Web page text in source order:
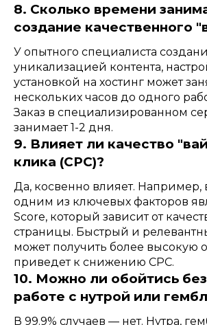
8. Сколько времени
создание качественного
У опытного специалиста
уникализацией контента,
установкой на хостинг может
нескольких часов до одного
Заказ в специализированном
занимает 1-2 дня.
9. Влияет ли качество
клика (CPC)?
Да, косвенно влияет. Например,
одним из ключевых факторов
Score, который зависит от
страницы. Быстрый и
может получить более высокую
приведет к снижению CPC.
10. Можно ли обойтись
работе с нутрой или
В 99.9% случаев — нет. Нутра,